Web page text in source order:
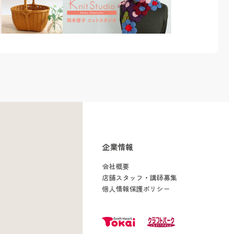
企業情報
会社概要
店舗スタッフ・講師募集
個人情報保護ポリシー